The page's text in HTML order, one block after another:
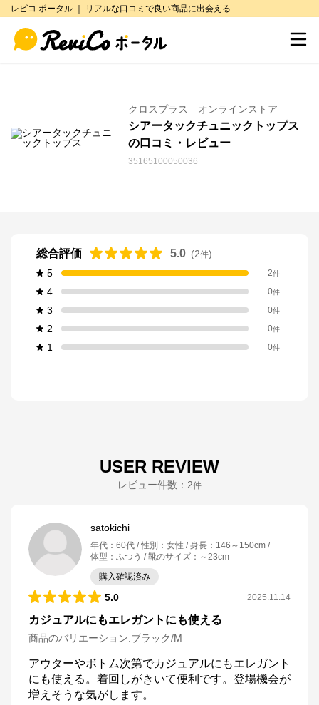
レビコ ポータル ｜ リアルな口コミで良い商品に出会える
クロスプラス オンラインストア
シアータックチュニックトップス
の口コミ・レビュー
35165100050036
総合評価 5.0 (2件)
5
2件
4 0件
3 0件
2 0件
1 0件
USER REVIEW
レビュー件数： 2件
satokichi
年代 ： 60代 性別 ： 女性 身長 ： 146～150cm
体型 ： ふつう 靴のサイズ ： ～23cm
購入確認済み
5.0 2025.11.14
カジュアルにもエレガントにも使える
商品のバリエーション:ブラック/M
アウターやボトム次第でカジュアルにもエレガント
にも使える。着回しがきいて便利です。登場機会が
増えそうな気がします。